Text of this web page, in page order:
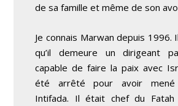
de sa famille et même de son
Je connais Marwan depuis 1996.
qu’il demeure un dirigeant
capable de faire la paix avec
été arrêté pour avoir mené
Intifada. Il était chef du Fatah